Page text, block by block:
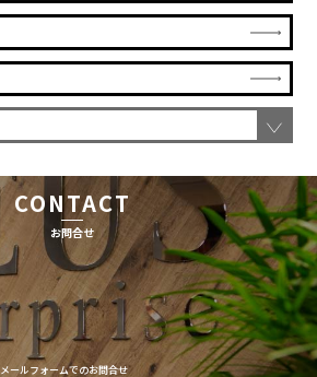
CONTACT
お問合せ
メールフォームでのお問合せ